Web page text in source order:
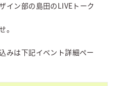
イン部の島田のLIVEトーク
。
みは下記イベント詳細ペー